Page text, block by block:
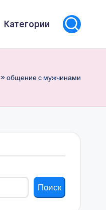
Категории
»общение с мужчинами
Поиск